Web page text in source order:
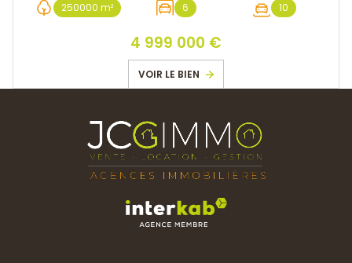
250000 m² 6 10
4 999 000 €
VOIR LE BIEN